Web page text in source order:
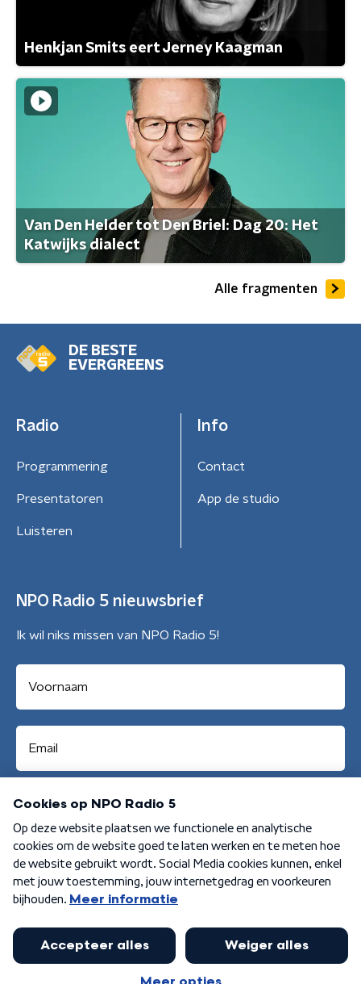
Henkjan Smits eert Jerney Kaagman
Van Den Helder tot Den Briel: Dag 20: Het
Katwijks dialect
Alle fragmenten
DE BESTE
EVERGREENS
Radio
Programmering
Presentatoren
Luisteren
Info
Contact
App de studio
NPO Radio 5 nieuwsbrief
Ik wil niks missen van NPO Radio 5!
Aanmelden
Algemene voorwaarden Privacybeleid